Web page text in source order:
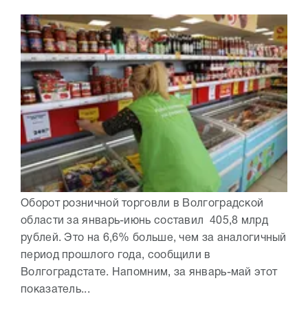
Оборот розничной торговли в Волгоградской
области за январь-июнь составил 405,8 млрд
рублей. Это на 6,6% больше, чем за аналогичный
период прошлого года, сообщили в
Волгоградстате. Напомним, за январь-май этот
показатель...